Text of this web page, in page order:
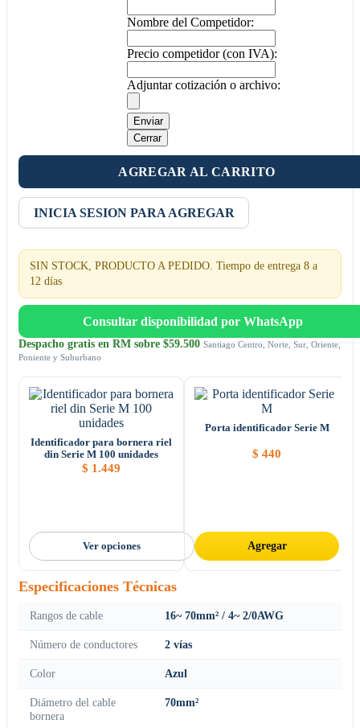
Nombre del Competidor:
Precio competidor (con IVA):
Adjuntar cotización o archivo:
Enviar
Cerrar
AGREGAR AL CARRITO
INICIA SESION PARA AGREGAR
SIN STOCK, PRODUCTO A PEDIDO. Tiempo de entrega 8 a
12 días
Consultar disponibilidad por WhatsApp
Despacho gratis en RM sobre $59.500 Santiago Centro, Norte, Sur, Oriente,
Poniente y Suburbano
Identificador para bornera riel
din Serie M 100 unidades
$ 1.449
Ver opciones
Porta identificador Serie M
$ 440
Agregar
Especificaciones Técnicas
Rangos de cable 16~ 70mm² / 4~ 2/0AWG
Número de conductores 2 vías
Color Azul
Diámetro del cable
bornera
70mm²